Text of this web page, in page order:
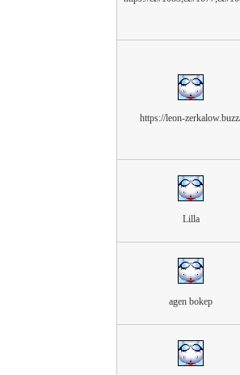
https://leon-
Lilla
agen bokep